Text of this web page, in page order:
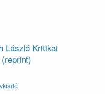
László Kritikai